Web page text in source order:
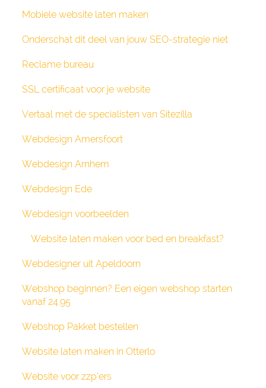
Mobiele website laten maken
Onderschat dit deel van jouw SEO-strategie niet
Reclame bureau
SSL certificaat voor je website
Vertaal met de specialisten van Sitezilla
Webdesign Amersfoort
Webdesign Arnhem
Webdesign Ede
Webdesign voorbeelden
Website laten maken voor bed en breakfast?
Webdesigner uit Apeldoorn
Webshop beginnen? Een eigen webshop starten
vanaf 24.95
Webshop Pakket bestellen
Website laten maken in Otterlo
Website voor zzp’ers